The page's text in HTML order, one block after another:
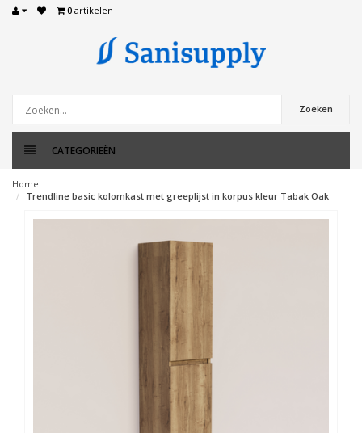
0 artikelen
Zoeken
CATEGORIEËN
Home
Trendline basic kolomkast met greeplijst in korpus kleur Tabak Oak